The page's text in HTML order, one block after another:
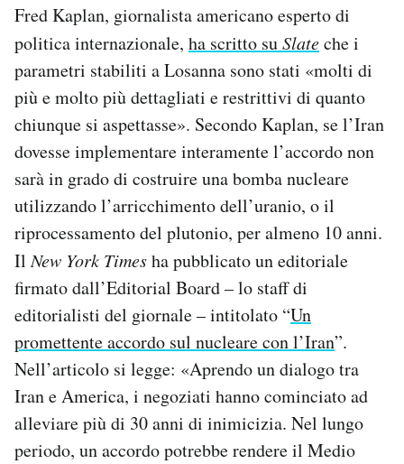
Fred Kaplan, giornalista americano esperto di
politica internazionale, ha scritto suSlateche i
parametri stabiliti a Losanna sono stati «molti di
più e molto più dettagliati e restrittivi di quanto
chiunque si aspettasse». Secondo Kaplan, se l’Iran
dovesse implementare interamente l’accordo non
sarà in grado di costruire una bomba nucleare
utilizzando l’arricchimento dell’uranio, o il
riprocessamento del plutonio, per almeno 10 anni.
IlNew York Timesha pubblicato un editoriale
firmato dall’Editorial Board – lo staff di
editorialisti del giornale – intitolato “Un
promettente accordo sul nucleare con l’Iran”.
Nell’articolo si legge: «Aprendo un dialogo tra
Iran e America, i negoziati hanno cominciato ad
alleviare più di 30 anni di inimicizia. Nel lungo
periodo, un accordo potrebbe rendere il Medio